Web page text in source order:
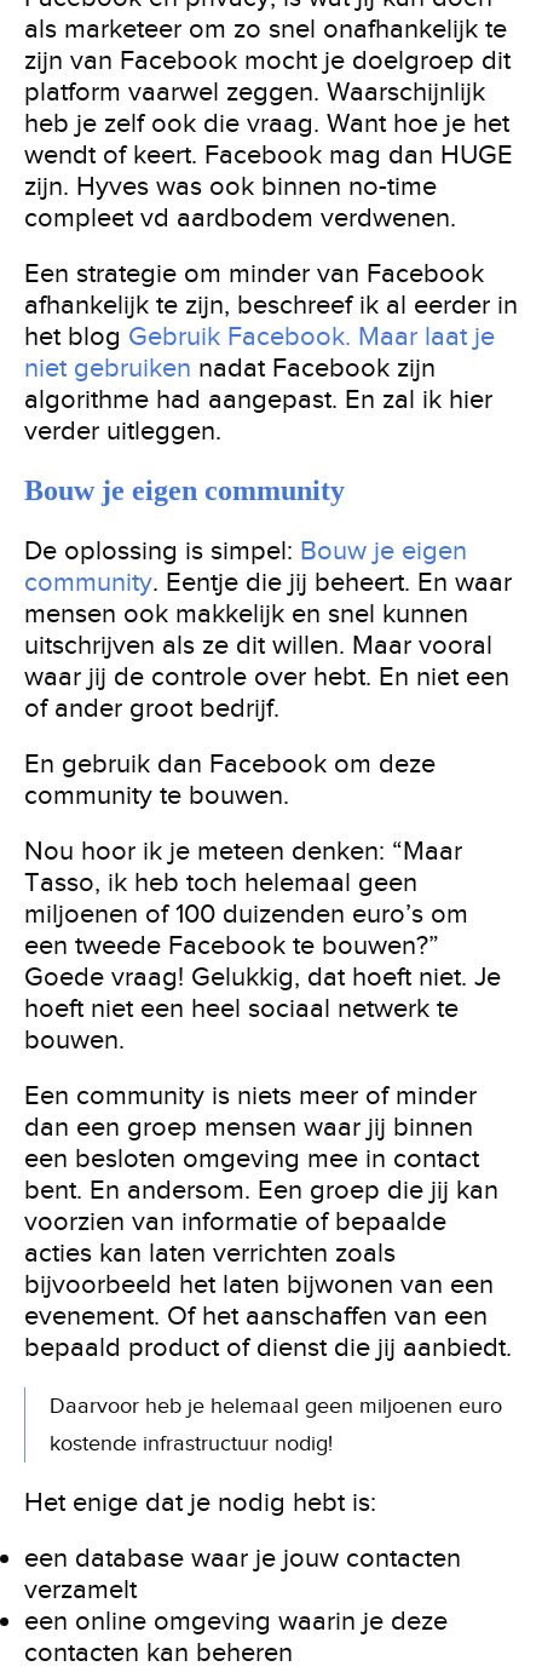
als marketeer om zo snel onafhankelijk te
zijn van Facebook mocht je doelgroep dit
platform vaarwel zeggen. Waarschijnlijk
heb je zelf ook die vraag. Want hoe je het
wendt of keert. Facebook mag dan HUGE
zijn. Hyves was ook binnen no-time
compleet vd aardbodem verdwenen.
Een strategie om minder van Facebook
afhankelijk te zijn, beschreef ik al eerder in
het blog Gebruik Facebook. Maar laat je
niet gebruiken nadat Facebook zijn
algorithme had aangepast. En zal ik hier
verder uitleggen.
Bouw je eigen community
De oplossing is simpel: Bouw je eigen
community. Eentje die jij beheert. En waar
mensen ook makkelijk en snel kunnen
uitschrijven als ze dit willen. Maar vooral
waar jij de controle over hebt. En niet een
of ander groot bedrijf.
En gebruik dan Facebook om deze
community te bouwen.
Nou hoor ik je meteen denken: “Maar
Tasso, ik heb toch helemaal geen
miljoenen of 100 duizenden euro’s om
een tweede Facebook te bouwen?”
Goede vraag! Gelukkig, dat hoeft niet. Je
hoeft niet een heel sociaal netwerk te
bouwen.
Een community is niets meer of minder
dan een groep mensen waar jij binnen
een besloten omgeving mee in contact
bent. En andersom. Een groep die jij kan
voorzien van informatie of bepaalde
acties kan laten verrichten zoals
bijvoorbeeld het laten bijwonen van een
evenement. Of het aanschaffen van een
bepaald product of dienst die jij aanbiedt.
Daarvoor heb je helemaal geen miljoenen euro
kostende infrastructuur nodig!
Het enige dat je nodig hebt is:
een database waar je jouw contacten
verzamelt
een online omgeving waarin je deze
contacten kan beheren